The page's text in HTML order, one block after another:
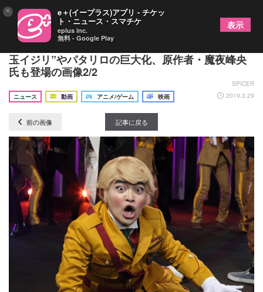
実写映画『劇場版パタリロ！』予告編を公開 “埼
玉イジリ”やパタリロの巨大化、原作者・魔夜峰央
氏も登場の画像2/2
SPICER
ニュース
動画 アニメ/ゲーム 映画 2019.3.29
前の画像 記事に戻る
× e＋(イープラス)アプリ - チケッ
ト・ニュース・スマチケ
eplus inc.
無料 - Google Play
表示